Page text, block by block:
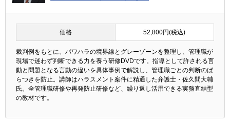
価格 52,800円(税込)
裁判例をもとに、パワハラの境界線とグレーゾーンを整理し、管理職が
現場で迷わず判断できる力を養う研修DVDです。指導として許される言
動と問題となる言動の違いを具体事例で解説し、管理職ごとの判断のば
らつきを防止。講師はハラスメント案件に精通した弁護士・佐久間大輔
氏。全管理職研修や再発防止研修など、繰り返し活用できる実務直結型
の教材です。